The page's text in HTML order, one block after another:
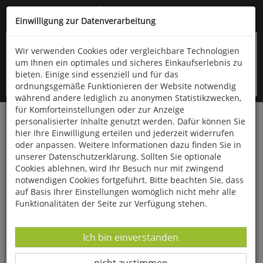
Kompletten Head der Seite überspringen
oder (06766) 9323-960
Startseite Bücher Advent & Weihnachten
Von drauß´ vom Walde komm ich her
Einwilligung zur Datenverarbeitung
Wir verwenden Cookies oder vergleichbare Technologien
um Ihnen ein optimales und sicheres Einkaufserlebnis zu
bieten. Einige sind essenziell und für das
ordnungsgemäße Funktionieren der Website notwendig
während andere lediglich zu anonymen Statistikzwecken,
für Komforteinstellungen oder zur Anzeige
personalisierter Inhalte genutzt werden. Dafür können Sie
hier Ihre Einwilligung erteilen und jederzeit widerrufen
oder anpassen. Weitere Informationen dazu finden Sie in
unserer Datenschutzerklärung. Sollten Sie optionale
Cookies ablehnen, wird Ihr Besuch nur mit zwingend
notwendigen Cookies fortgeführt. Bitte beachten Sie, dass
auf Basis Ihrer Einstellungen womöglich nicht mehr alle
Funktionalitäten der Seite zur Verfügung stehen.
Datenverarbeitung -
Ich bin einverstanden